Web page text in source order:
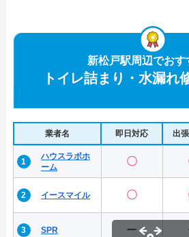
新松戸駅周辺でおす
トイレ詰まり・水漏れ
業者名 即日対応 出
ハウスラボホ
ーム
〇
イースマイル 〇
SPR ー